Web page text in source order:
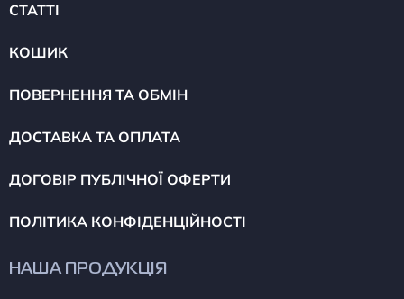
СТАТТІ
КОШИК
ПОВЕРНЕННЯ ТА ОБМІН
ДОСТАВКА ТА ОПЛАТА
ДОГОВІР ПУБЛІЧНОЇ ОФЕРТИ
ПОЛІТИКА КОНФІДЕНЦІЙНОСТІ
НАША ПРОДУКЦІЯ